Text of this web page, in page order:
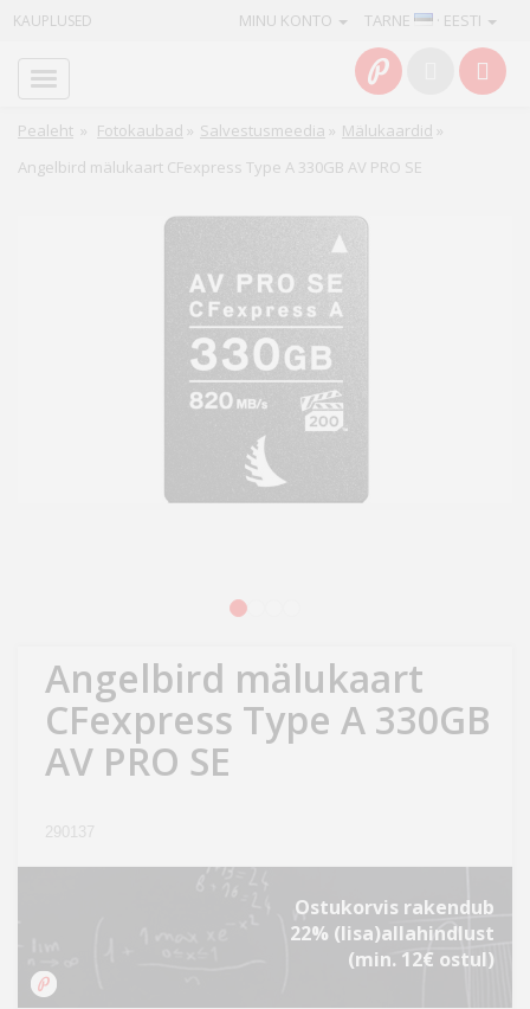
KAUPLUSED TARNE · EESTI
MINU KONTO
Pealeht » Fotokaubad » Salvestusmeedia » Mälukaardid »
Angelbird mälukaart CFexpress Type A 330GB AV PRO SE
Angelbird mälukaart
CFexpress Type A 330GB
AV PRO SE
290137
Ostukorvis rakendub
22% (lisa)allahindlust
(min. 12€ ostul)
Info
Teenused
tervis
Auto